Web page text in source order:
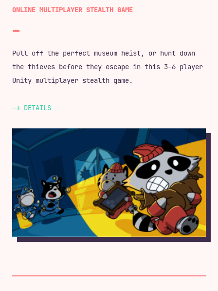
ONLINE MULTIPLAYER STEALTH GAME
Pull off the perfect museum heist, or hunt down
the thieves before they escape in this 3–6 player
Unity multiplayer stealth game.
-> DETAILS